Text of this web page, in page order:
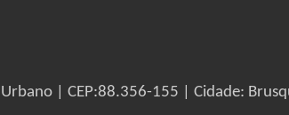
| CEP:88.356-155 | Cidade: